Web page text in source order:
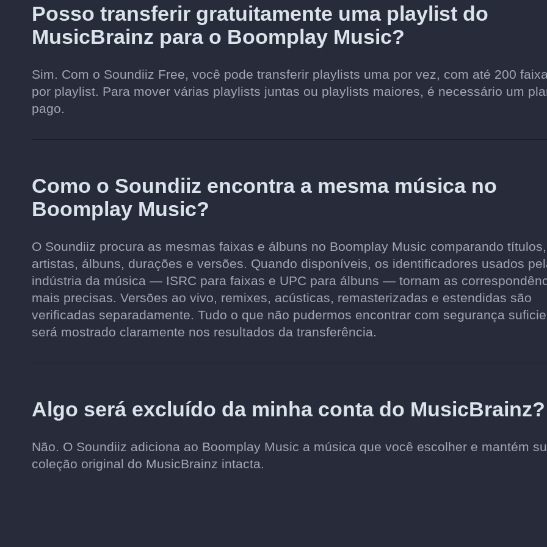
Posso transferir gratuitamente uma playlist do
MusicBrainz para o Boomplay Music?
Sim. Com o Soundiiz Free, você pode transferir playlists uma por vez, com até 200
por playlist. Para mover várias playlists juntas ou playlists maiores, é necessário um
pago.
Como o Soundiiz encontra a mesma música no
Boomplay Music?
O Soundiiz procura as mesmas faixas e álbuns no Boomplay Music comparando títulos,
artistas, álbuns, durações e versões. Quando disponíveis, os identificadores usados
indústria da música — ISRC para faixas e UPC para álbuns — tornam as
mais precisas. Versões ao vivo, remixes, acústicas, remasterizadas e estendidas são
verificadas separadamente. Tudo o que não pudermos encontrar com segurança
será mostrado claramente nos resultados da transferência.
Algo será excluído da minha conta do MusicBrainz?
Não. O Soundiiz adiciona ao Boomplay Music a música que você escolher e mantém
coleção original do MusicBrainz intacta.